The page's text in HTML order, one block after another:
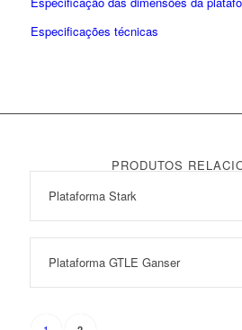
Especificações técnicas
PRODUTOS
Plataforma Stark
Plataforma GTLE Ganser